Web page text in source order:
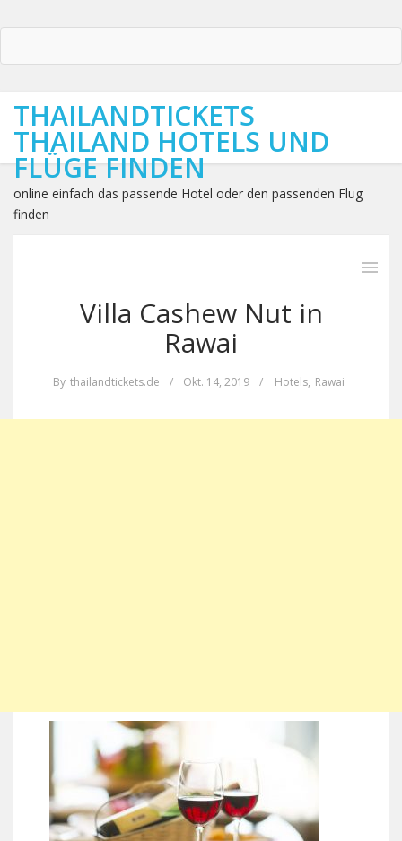
THAILANDTICKETS
THAILAND HOTELS UND
FLÜGE FINDEN
online einfach das passende Hotel oder den passenden Flug
finden
Villa Cashew Nut in
Rawai
By thailandtickets.de / Okt. 14, 2019 / Hotels, Rawai